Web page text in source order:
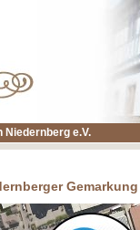
e.V.